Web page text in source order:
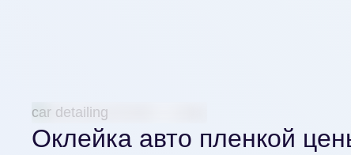
car detailing
Оклейка авто пленкой